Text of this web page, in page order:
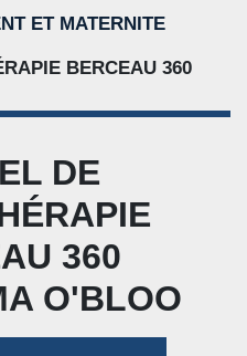
ET MATERNITE
BERCEAU 360
DE
360
O'BLOO